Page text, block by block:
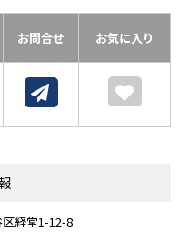
お問合せ お気に入り
経堂1-12-8